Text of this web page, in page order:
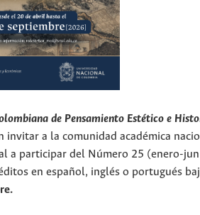
de Pensamiento Estético e
invitar a la comunidad académica
a participar del Número 25 (enero-
en español, inglés o portugués